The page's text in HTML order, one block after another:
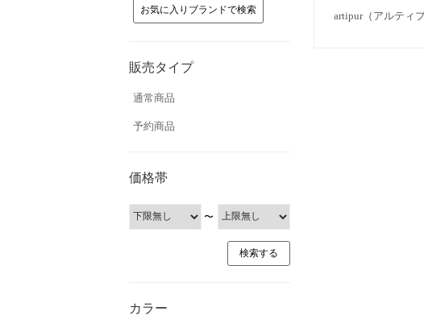
お気に入りブランドで検索
販売タイプ
通常商品
予約商品
価格帯
〜
カラー
artipur（アルティ